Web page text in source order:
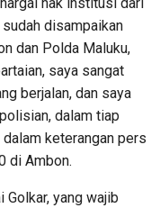
disampaikan
dan Polda Maluku,
saya sangat
berjalan, dan saya
dalam tiap
keterangan pers
di Ambon.
yang wajib